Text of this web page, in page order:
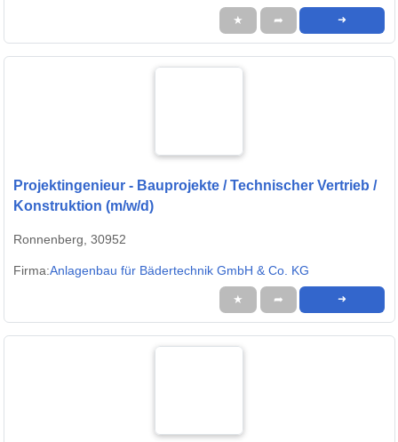
★ ➦ ➜
Projektingenieur - Bauprojekte / Technischer Vertrieb /
Konstruktion (m/w/d)
Ronnenberg, 30952
Firma:Anlagenbau für Bädertechnik GmbH & Co. KG
★ ➦ ➜